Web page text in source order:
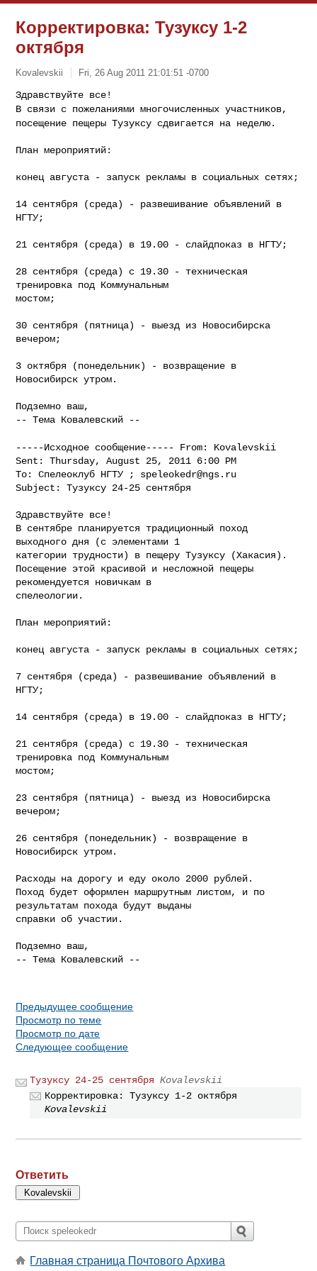
Корректировка: Тузуксу 1-2
октября
Kovalevskii Fri, 26 Aug 2011 21:01:51 -0700
В связи с пожеланиями многочисленных участников,
посещение пещеры Тузуксу сдвигается на неделю.
План мероприятий:
конец августа - запуск рекламы в социальных сетях;
14 сентября (среда) - развешивание объявлений в
НГТУ;
21 сентября (среда) в 19.00 - слайдпоказ в НГТУ;
28 сентября (среда) с 19.30 - техническая
тренировка под Коммунальным
мостом;
30 сентября (пятница) - выезд из Новосибирска
вечером;
3 октября (понедельник) - возвращение в
Новосибирск утром.
Подземно ваш,
-- Тема Ковалевский --
-----Исходное сообщение----- From: Kovalevskii
Sent: Thursday, August 25, 2011 6:00 PM
To: Спелеоклуб НГТУ ; speleokedr@ngs.ru
Subject: Тузуксу 24-25 сентября
Здравствуйте все!
В сентябре планируется традиционный поход
выходного дня (с элементами 1
категории трудности) в пещеру Тузуксу (Хакасия).
Посещение этой красивой и несложной пещеры
рекомендуется новичкам в
спелеологии.
План мероприятий:
конец августа - запуск рекламы в социальных сетях;
7 сентября (среда) - развешивание объявлений в
НГТУ;
14 сентября (среда) в 19.00 - слайдпоказ в НГТУ;
21 сентября (среда) с 19.30 - техническая
тренировка под Коммунальным
мостом;
23 сентября (пятница) - выезд из Новосибирска
вечером;
26 сентября (понедельник) - возвращение в
Новосибирск утром.
Расходы на дорогу и еду около 2000 рублей.
Поход будет оформлен маршрутным листом, и по
результатам похода будут выданы
справки об участии.
Подземно ваш,
-- Тема Ковалевский --
Предыдущее сообщение
Просмотр по теме
Просмотр по дате
Следующее сообщение
Тузуксу 24-25 сентября Kovalevskii
Корректировка: Тузуксу 1-2 октября
Kovalevskii
Ответить
Главная страница Почтового Архива